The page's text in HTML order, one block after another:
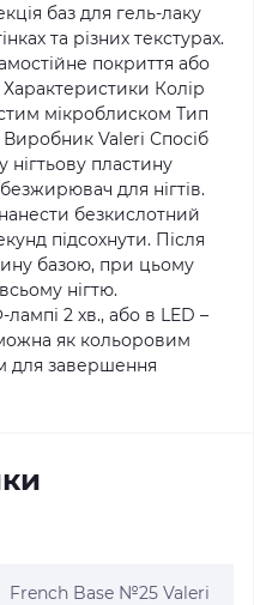
баз для гель-лаку
та різних текстурах.
покриття або
Характеристики Колір
мікроблиском Тип
Valeri Спосіб
нігтьову пластину
для нігтів.
безкислотний
підсохнути. Після
базою, при цьому
нігтю.
2 хв., або в LED –
як кольоровим
для завершення
French Base №25 Valeri